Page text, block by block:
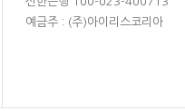
예금주 : (주)아이리스코리아